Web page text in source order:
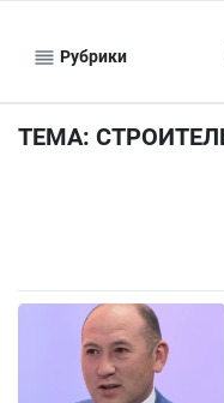
Рубрики
ТЕМА: